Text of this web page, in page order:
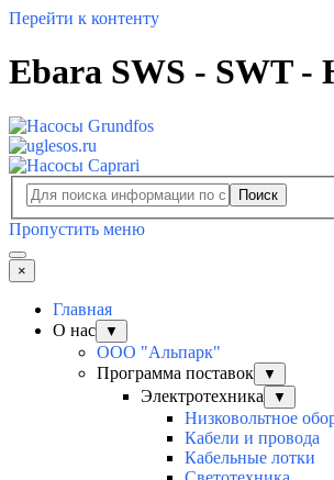
Перейти к контенту
Ebara SWS - SWT -
Поиск
Пропустить меню
×
Главная
О нас
▼
ООО "Альпарк"
Программа поставок
▼
Электротехника ▼
Низковольтное
Кабели и провода
Кабельные лотки